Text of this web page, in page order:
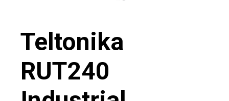
Teltonika
RUT240